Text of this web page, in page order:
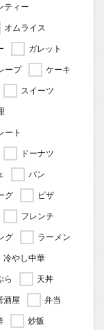
ティー
オムライス
ガレット
ープ
ケーキ
スイーツ
ート
ドーナツ
パン
グ
ピザ
フレンチ
グ
ラーメン
冷やし中華
ら
天丼
酒屋
弁当
炒飯